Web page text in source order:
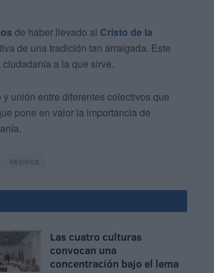
de haber llevado al Cristo de la
de una tradición tan arraigada. Este
a la que sirve.
y unión entre diferentes colectivos que
pone en valor la importancia de
Vecinos
Las cuatro culturas
convocan una
concentración bajo el lema